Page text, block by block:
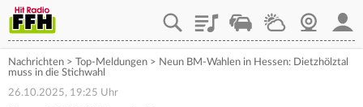
PlaylistStaupilotWetterWebcam
Nachrichten > Top-Meldungen > Neun BM-Wahlen in Hessen: Dietzhölztal
muss in die Stichwahl
26.10.2025, 19:25 Uhr